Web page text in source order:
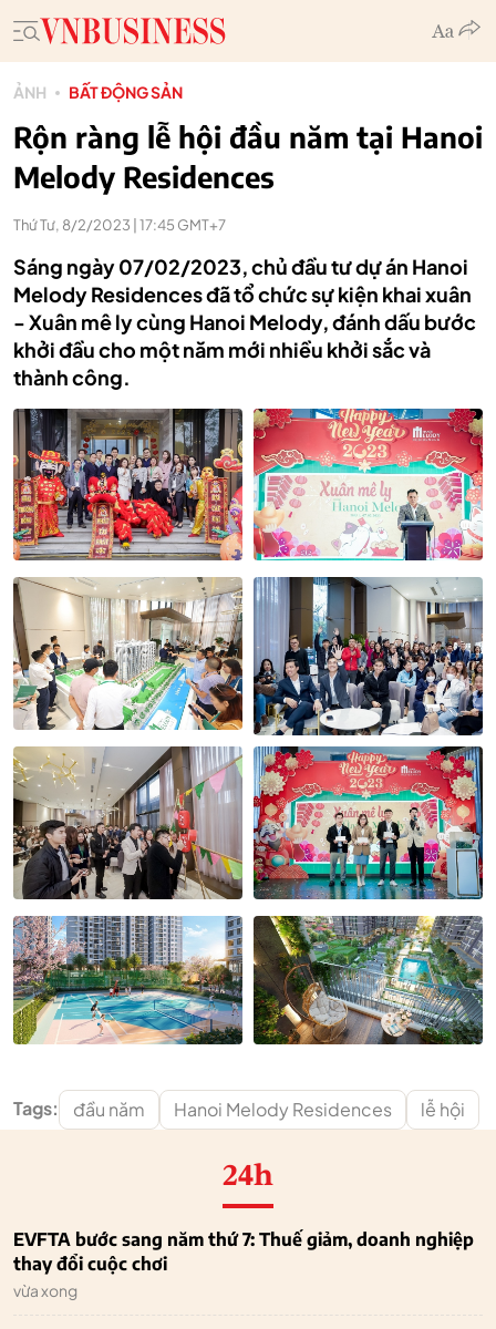
ẢNH BẤT ĐỘNG SẢN
Rộn ràng lễ hội đầu năm tại Hanoi
Melody Residences
Thứ Tư, 8/2/2023 | 17:45 GMT+7
Sáng ngày 07/02/2023, chủ đầu tư dự án Hanoi
Melody Residences đã tổ chức sự kiện khai xuân
- Xuân mê ly cùng Hanoi Melody, đánh dấu bước
khởi đầu cho một năm mới nhiều khởi sắc và
thành công.
Tags: đầu năm Hanoi Melody Residences lễ hội
24h
EVFTA bước sang năm thứ 7: Thuế giảm, doanh nghiệp
thay đổi cuộc chơi
vừa xong